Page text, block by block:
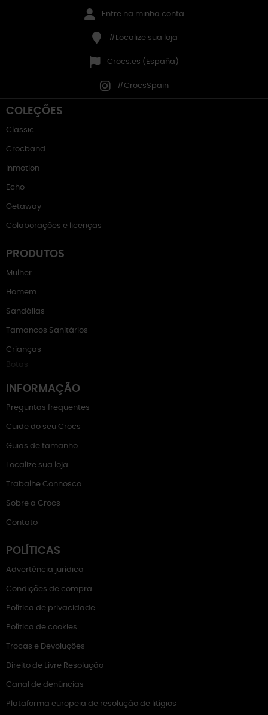
Entre na minha conta
#Localize sua loja
Crocs.es (España)
#CrocsSpain
COLEÇÕES
Classic
Crocband
Inmotion
Echo
Getaway
Colaborações e licenças
PRODUTOS
Mulher
Homem
Sandálias
Tamancos Sanitários
Crianças
Botas
INFORMAÇÃO
Preguntas frequentes
Cuide do seu Crocs
Guias de tamanho
Localize sua loja
Trabalhe Connosco
Sobre a Crocs
Contato
POLÍTICAS
Advertência jurídica
Condições de compra
Política de privacidade
Política de cookies
Trocas e Devoluções
Direito de Livre Resolução
Canal de denúncias
Plataforma europeia de resolução de litígios